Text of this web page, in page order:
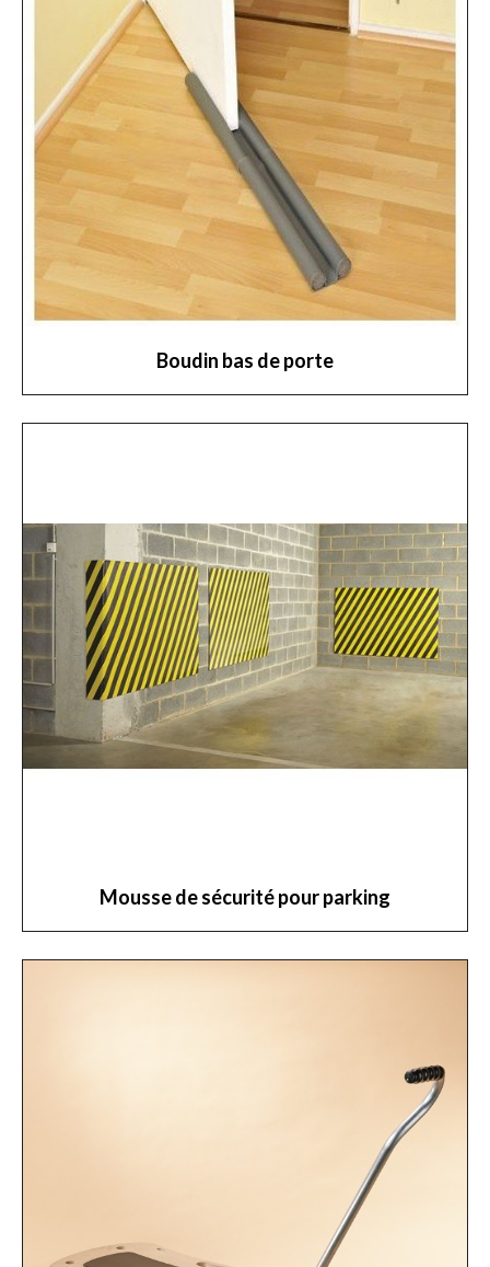
Boudin bas de porte
Mousse de sécurité pour parking